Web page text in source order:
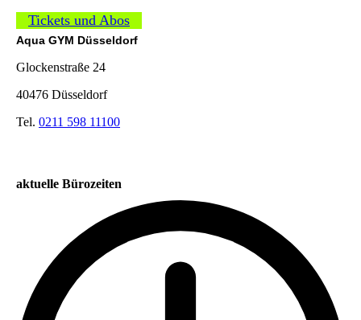
Tickets und Abos
Aqua GYM Düsseldorf
Glockenstraße 24
40476 Düsseldorf
Tel. 0211 598 11100
aktuelle Bürozeiten